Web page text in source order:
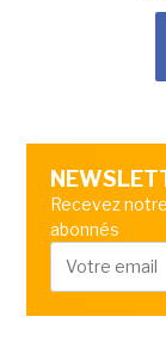
Recevez
abonnés